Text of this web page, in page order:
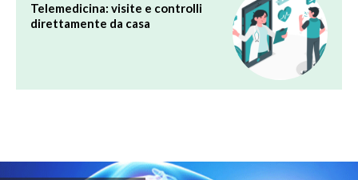
Telemedicina: visite e controlli
direttamente da casa